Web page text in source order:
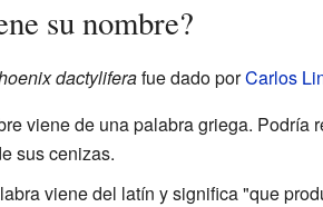
su nombre?
dactyliferafue dado porCarlos
viene de una palabra griega. Podría
sus cenizas.
viene del latín y significa "que